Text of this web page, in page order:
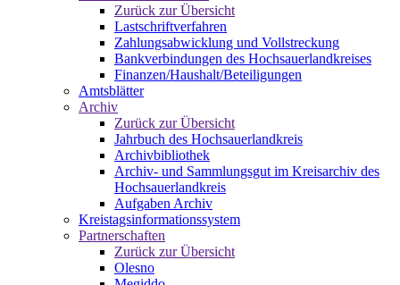
Zurück zur Übersicht
Lastschriftverfahren
Zahlungsabwicklung und Vollstreckung
Bankverbindungen des Hochsauerlandkreises
Finanzen/Haushalt/Beteiligungen
Amtsblätter
Archiv
Zurück zur Übersicht
Jahrbuch des Hochsauerlandkreis
Archivbibliothek
Archiv- und Sammlungsgut im Kreisarchiv des
Hochsauerlandkreis
Aufgaben Archiv
Kreistagsinformationssystem
Partnerschaften
Zurück zur Übersicht
Olesno